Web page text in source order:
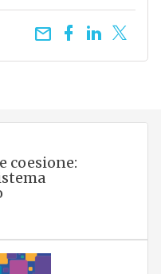
email
coesione: